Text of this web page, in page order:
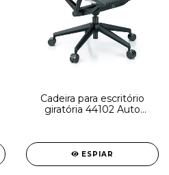
Cadeira para escritório
giratória 44102 Auto
Cavaletti - Base Preta
Nylon
ESPIAR